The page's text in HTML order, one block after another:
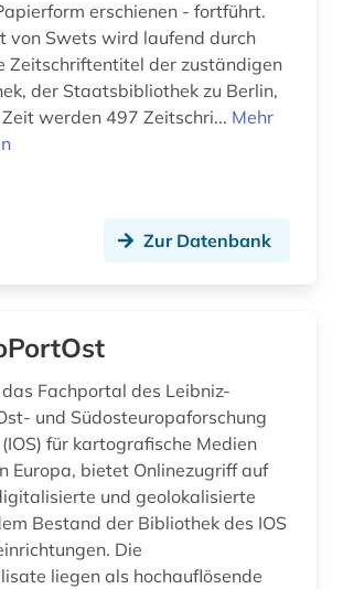
erschienen - fortführt.
von Swets wird laufend durch
Zeitschriftentitel der zuständigen
der Staatsbibliothek zu Berlin,
Zur Zeit werden 497 Zeitschri... Mehr
Zur Datenbank
Fachportal des Leibniz-
und Südosteuropaforschung
für kartografische Medien
Europa, bietet Onlinezugriff auf
und geolokalisierte
Bestand der Bibliothek des IOS
Die
liegen als hochauflösende